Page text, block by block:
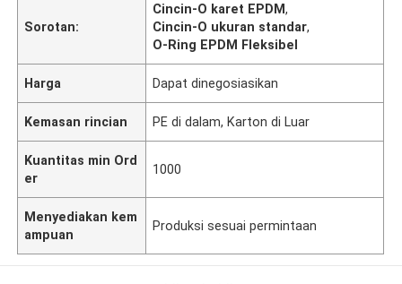
Sorotan:
Cincin-O karet EPDM,
Cincin-O ukuran standar,
O-Ring EPDM Fleksibel
Harga Dapat dinegosiasikan
Kemasan rincian PE di dalam, Karton di Luar
Kuantitas min Ord
er
1000
Menyediakan kem
ampuan
Produksi sesuai permintaan